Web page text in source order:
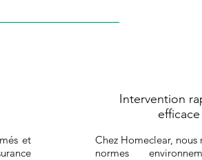
et
Intervention
efficace
Chez Homeclear, nous
normes